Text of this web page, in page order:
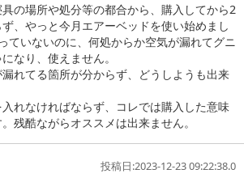
の場所や処分等の都合から、購入してから2
、やっと今月エアーベッドを使い始めまし
ていないのに、何処からか空気が漏れてグニ
なり、使えません。
れてる箇所が分からず、どうしようも出来
れなければならず、コレでは購入した意味
残酷ながらオススメは出来ません。
投稿日:2023-12-23 09:22:38.0